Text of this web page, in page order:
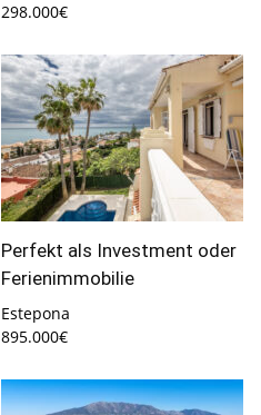
298.000€
Perfekt als Investment oder
Ferienimmobilie
Estepona
895.000€